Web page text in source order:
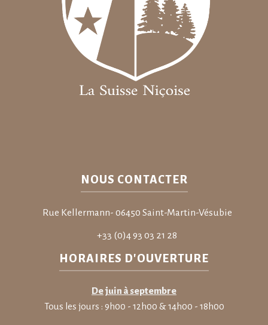
NOUS CONTACTER
Rue Kellermann- 06450 Saint-Martin-Vésubie
+33 (0)4 93 03 21 28
HORAIRES D'OUVERTURE
De juin à septembre
Tous les jours : 9h00 - 12h00 & 14h00 - 18h00